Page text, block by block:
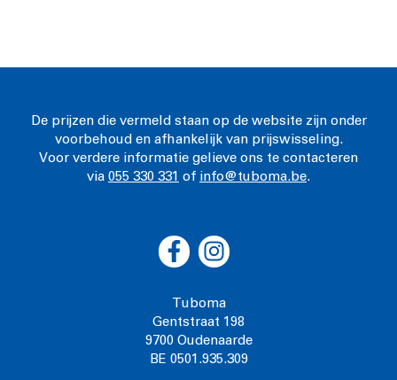
De prijzen die vermeld staan op de website zijn onder
voorbehoud en afhankelijk van prijswisseling.
Voor verdere informatie gelieve ons te contacteren
via 055 330 331 of info@tuboma.be.
Tuboma
Gentstraat 198
9700 Oudenaarde
BE 0501.935.309